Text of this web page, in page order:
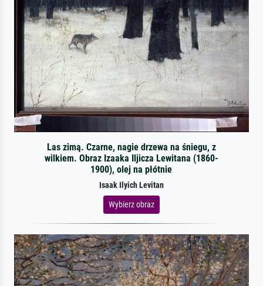
Las zimą. Czarne, nagie drzewa na śniegu, z
wilkiem. Obraz Izaaka Iljicza Lewitana (1860-
1900), olej na płótnie
Isaak Ilyich Levitan
Wybierz obraz